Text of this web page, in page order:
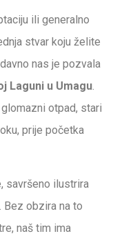
ili generalno
stvar koju želite
nas je pozvala
Laguni u Umagu
otpad, stari
prije početka
savršeno ilustrira
. Bez obzira na to
naš tim ima